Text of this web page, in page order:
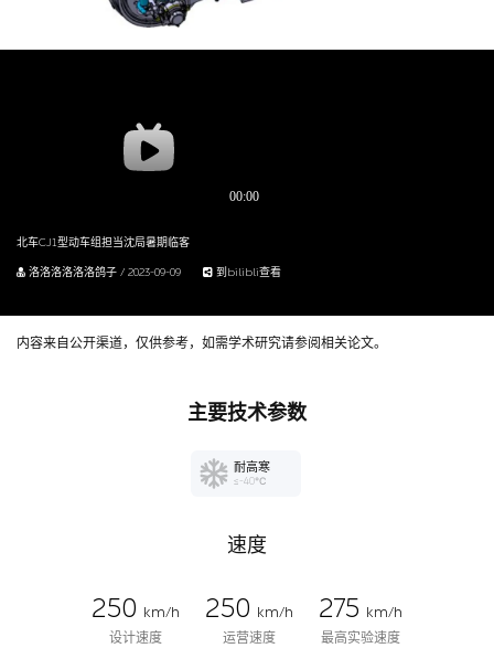
北车CJ1型动车组担当沈局暑期临客
到bilibli查看
洛洛洛洛洛洛鸽子 / 2023-09-09
内容来自公开渠道，仅供参考，如需学术研究请参阅相关论文。
主要技术参数
耐高寒
≤-40℃
速度
250
km/h
设计速度
250
km/h
运营速度
275
km/h
最高实验速度